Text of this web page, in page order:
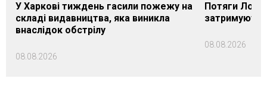
У Харкові тиждень гасили пожежу на
складі видавництва, яка виникла
внаслідок обстрілу
08.08.2026
Потяги
08.08.2026